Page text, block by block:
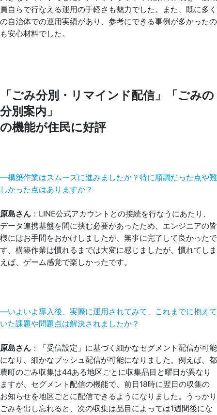
員自らで行なえる運用の手軽さも魅力でした。また、既に多く
の自治体での運用実績があり、参考にできる事例が多かったの
も安心材料でした。
「ごみ分別・リマインド配信」「ごみの
分別案内」
の機能が住民に好評
―構築作業はスムーズに進みましたか？特に順調だった点や難
しかった点はありますか？
原島さん ：LINE公式アカウントとの接続を行なうにあたり、
データ連携基盤を間に挟む必要があったため、エンジニアの皆
様にはお手間をおかけしましたが、無事に完了して良かったで
す。構築作業は慣れるまでは大変に感じましたが、慣れてしま
えば、ゲーム感覚で楽しかったです。
―いよいよ導入後、実際に運用されてみて、これまでに抱えて
いた課題や問題点は解決されましたか？
原島さん ：「受信設定」に基づく細かなセグメント配信が可能
になり、細かなプッシュ配信が可能になりました。例えば、都
農町のごみ収集は44ある地区ごとに収集品目と曜日が異なり
ますが、セグメント配信の機能で、前日18時に翌日の収集の
お知らせを地区ごとに配信できるようになりました。うっかり
ごみを出し忘れると、次の収集は品目によっては1週間後にな